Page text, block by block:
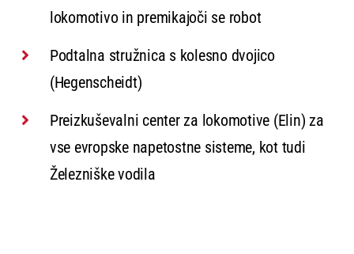
lokomotivo in premikajoči se robot
Podtalna stružnica s kolesno dvojico
(Hegenscheidt)
Preizkuševalni center za lokomotive (Elin) za
vse evropske napetostne sisteme, kot tudi
Železniške vodila